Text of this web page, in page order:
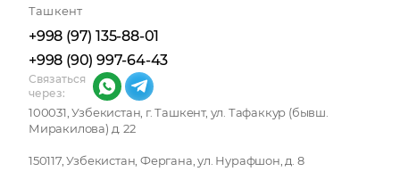
Ташкент
+998 (97) 135-88-01
+998 (90) 997-64-43
Связаться
через:
100031, Узбекистан, г. Ташкент, ул. Тафаккур (бывш.
Миракилова) д. 22
150117, Узбекистан, Фергана, ул. Нурафшон, д. 8